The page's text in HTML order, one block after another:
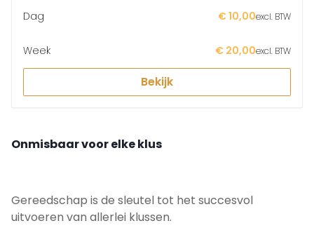
Dag € 10,00excl. BTW
Week € 20,00excl. BTW
Bekijk
Onmisbaar voor elke klus
Gereedschap is de sleutel tot het succesvol
uitvoeren van allerlei klussen.